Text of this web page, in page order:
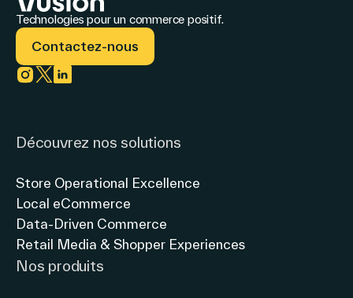
Contactez-nous
Investisseurs
Partenaires
Carrières
Lien
Technologies pour un commerce positif.
Contactez-nous
Découvrez nos solutions
Store Operational Excellence
Local eCommerce
Data-Driven Commerce
Retail Media & Shopper Experiences
Nos produits